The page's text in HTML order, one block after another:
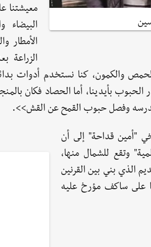
معيشتنا
الأمطار
الزراعة
والكمون، كنا نستخدم أدوات
بأيدينا، أما الحصاد فكان
بدرسه وفصل حبوب القمح عن القش>>.
"أمين قداحة" إلى أن
وتقع للشمال منها،
الذي بني بين القرنين
على ساكف مؤرخ عليه